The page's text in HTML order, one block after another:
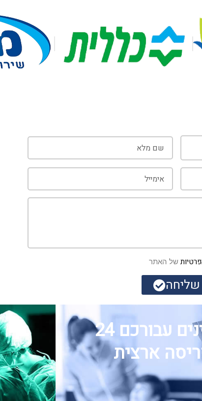
של האתר
שליחה
שירותי חירום זמינים עבורכם 24
ארצית